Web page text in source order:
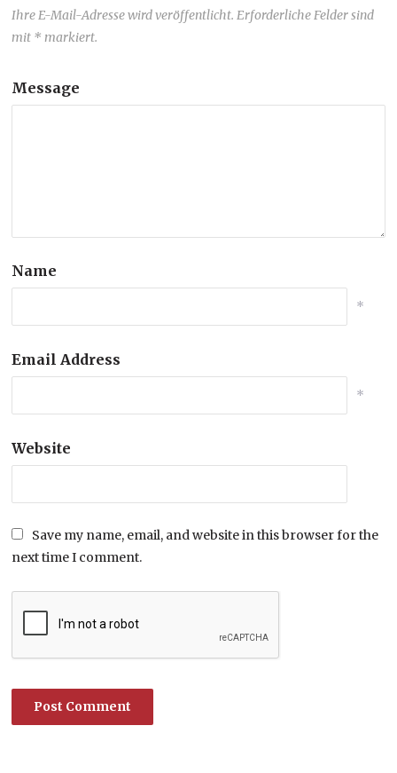
Ihre E-Mail-Adresse wird veröffentlicht. Erforderliche Felder sind
mit * markiert.
Message
Name
*
Email Address
*
Website
Save my name, email, and website in this browser for the
next time I comment.